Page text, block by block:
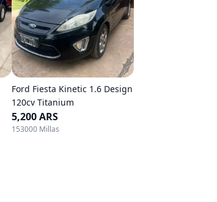
Ford Fiesta Kinetic 1.6 Design
120cv Titanium
5,200 ARS
153000 Millas